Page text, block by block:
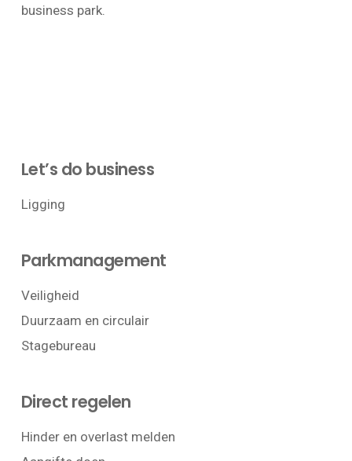
business park.
Let’s do business
Ligging
Parkmanagement
Veiligheid
Duurzaam en circulair
Stagebureau
Direct regelen
Hinder en overlast melden